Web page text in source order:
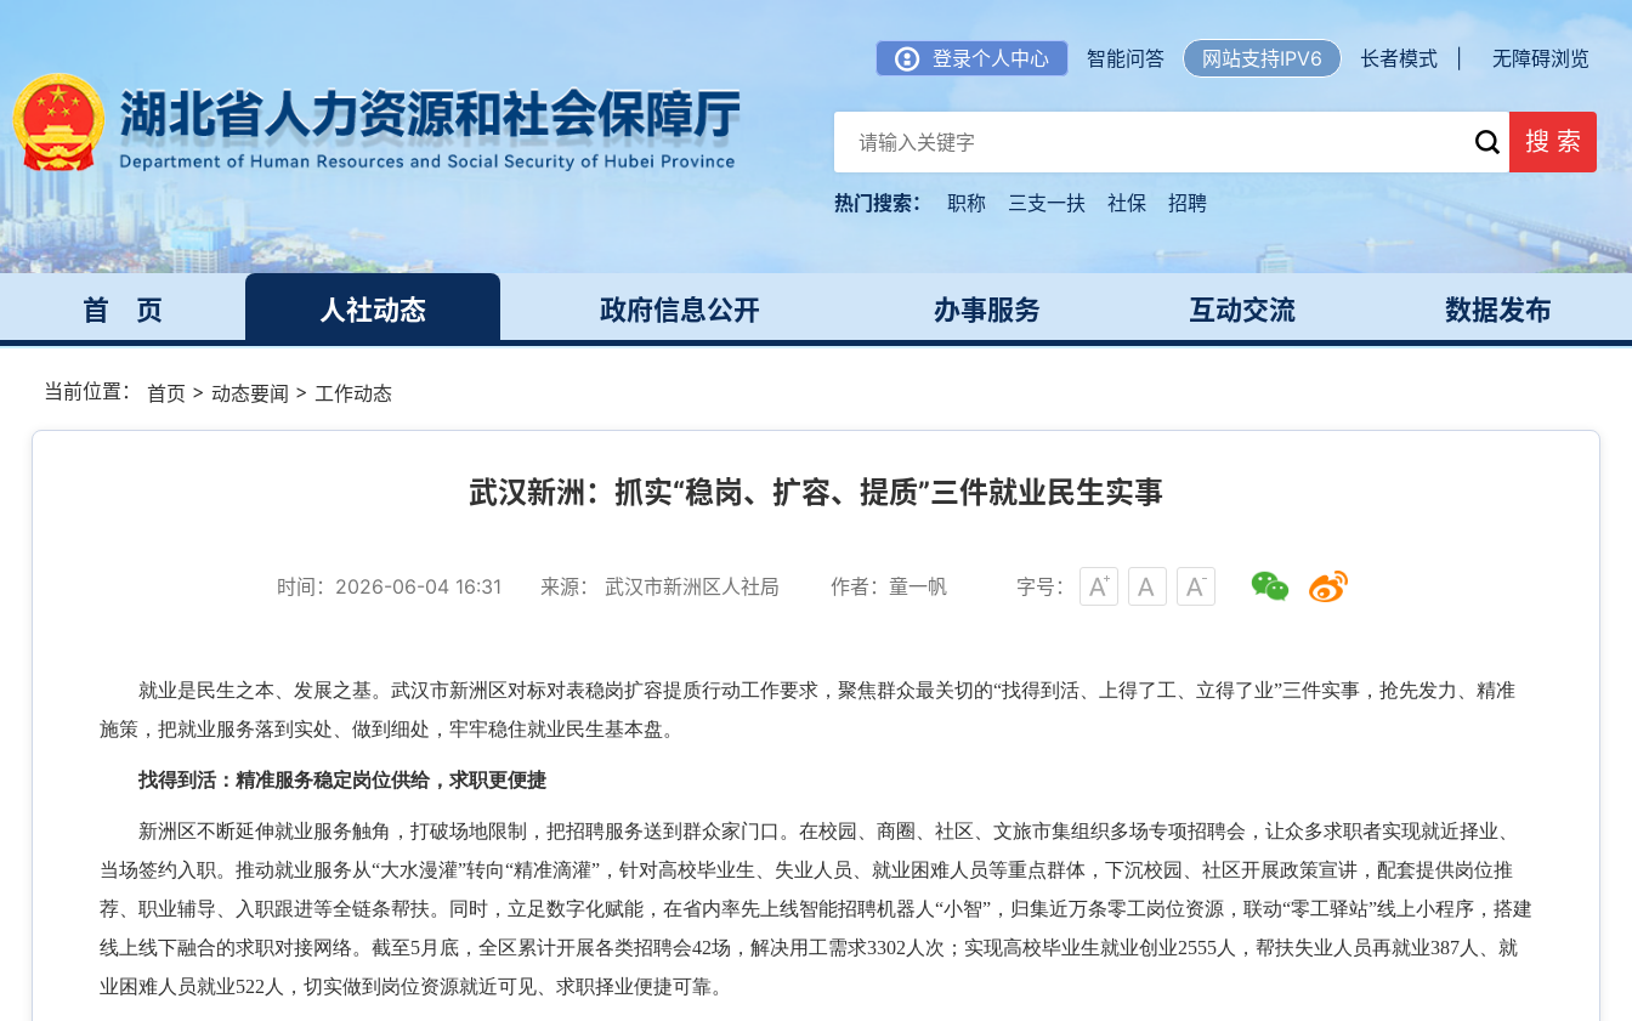
登录个人中心 智能问答 网站支持IPV6 长者模式 | 无障碍浏览
搜 索
热门搜索： 职称 三支一扶 社保 招聘
首 页 人社动态 政府信息公开 办事服务 互动交流 数据发布
当前位置： 首页 > 动态要闻 > 工作动态
武汉新洲：抓实“稳岗、扩容、提质”三件就业民生实事
时间：2026-06-04 16:31 来源： 武汉市新洲区人社局 作者：童一帆 字号：
就业是民生之本、发展之基。武汉市新洲区对标对表稳岗扩容提质行动工作要求，聚焦群众最关切的“找得到活、上得了工、立得了业”三件实事，抢先发力、精准
施策，把就业服务落到实处、做到细处，牢牢稳住就业民生基本盘。
找得到活：精准服务稳定岗位供给，求职更便捷
新洲区不断延伸就业服务触角，打破场地限制，把招聘服务送到群众家门口。在校园、商圈、社区、文旅市集组织多场专项招聘会，让众多求职者实现就近择业、
当场签约入职。推动就业服务从“大水漫灌”转向“精准滴灌”，针对高校毕业生、失业人员、就业困难人员等重点群体，下沉校园、社区开展政策宣讲，配套提供岗位推
荐、职业辅导、入职跟进等全链条帮扶。同时，立足数字化赋能，在省内率先上线智能招聘机器人“小智”，归集近万条零工岗位资源，联动“零工驿站”线上小程序，搭建
线上线下融合的求职对接网络。截至5月底，全区累计开展各类招聘会42场，解决用工需求3302人次；实现高校毕业生就业创业2555人，帮扶失业人员再就业387人、就
业困难人员就业522人，切实做到岗位资源就近可见、求职择业便捷可靠。